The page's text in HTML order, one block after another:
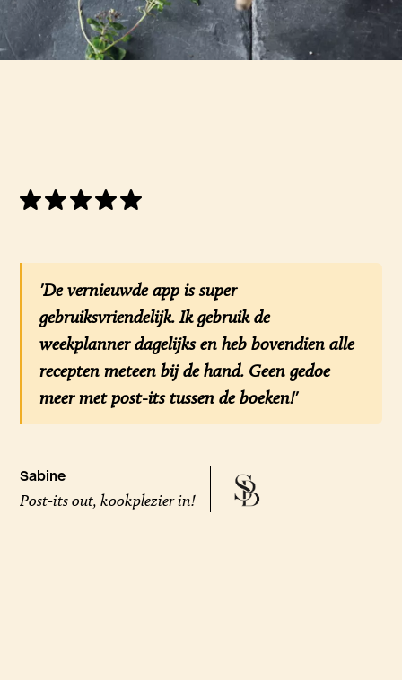
'De vernieuwde app is super
gebruiksvriendelijk. Ik gebruik de
weekplanner dagelijks en heb bovendien alle
recepten meteen bij de hand. Geen gedoe
meer met post-its tussen de boeken!'
Sabine
Post-its out, kookplezier in!